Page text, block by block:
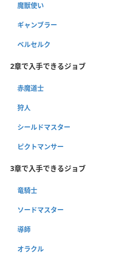
魔獣使い
ギャンブラー
ベルセルク
2章で入手できるジョブ
赤魔道士
狩人
シールドマスター
ピクトマンサー
3章で入手できるジョブ
竜騎士
ソードマスター
導師
オラクル